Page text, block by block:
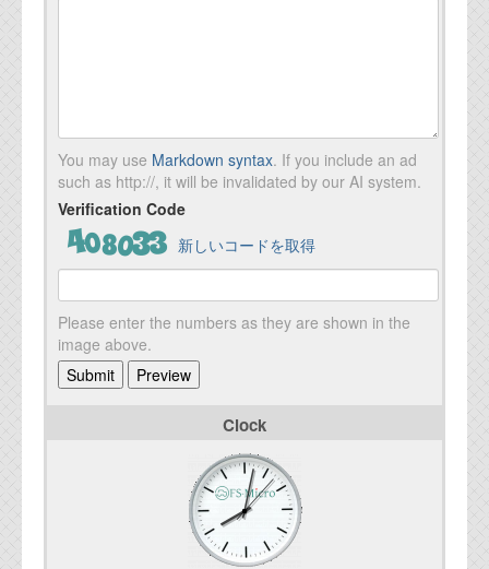
You may use Markdown syntax. If you include an ad
such as http://, it will be invalidated by our AI system.
Verification Code
新しいコードを取得
Please enter the numbers as they are shown in the
image above.
Clock